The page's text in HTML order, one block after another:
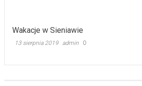
Wakacje w Sieniawie
13 sierpnia 2019 admin 0